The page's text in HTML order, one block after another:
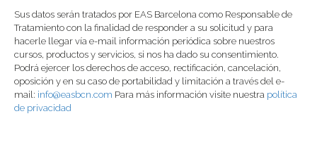
Sus datos serán tratados por EAS Barcelona como Responsable de
Tratamiento con la finalidad de responder a su solicitud y para
hacerle llegar vía e-mail información periódica sobre nuestros
cursos, productos y servicios, si nos ha dado su consentimiento.
Podrá ejercer los derechos de acceso, rectificación, cancelación,
oposición y en su caso de portabilidad y limitación a través del e-
mail: info@easbcn.com Para más información visite nuestra política
de privacidad